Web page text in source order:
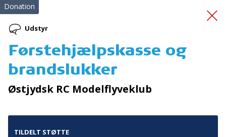
Batteri til duocykel
Donation
Udstyr
Førstehjælpskasse og
brandslukker
Østjydsk RC Modelflyveklub
TILDELT STØTTE